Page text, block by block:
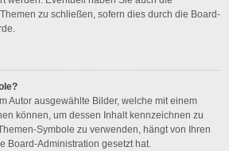
zu schließen, sofern dies durch die Board-
Autor ausgewählte Bilder, welche mit einem
können, um dessen Inhalt kennzeichnen zu
Symbole zu verwenden, hängt von Ihren
Board-Administration gesetzt hat.